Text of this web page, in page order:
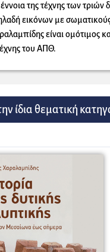
της τέχνης των τριών
εικόνων με
είναι ομότιμος
του ΑΠΘ.
ίδια θεματική